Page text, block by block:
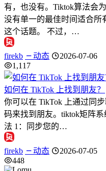
有，也没有。Tiktok算法会
没有单一的最佳时间适合所
这个话题。 不过，…
firekb 动态
2026-07-06
1,117
如何在 TikTok 上找到朋友？
你可以在 TikTok 上通过同
码来找到朋友。tiktok矩阵
法 1：同步您的…
firekb 动态
2026-07-05
448